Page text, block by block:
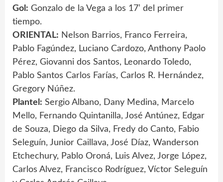
Gol: Gonzalo de la Vega a los 17’ del primer
tiempo.
ORIENTAL: Nelson Barrios, Franco Ferreira,
Pablo Fagúndez, Luciano Cardozo, Anthony Paolo
Pérez, Giovanni dos Santos, Leonardo Toledo,
Pablo Santos Carlos Farías, Carlos R. Hernández,
Gregory Núñez.
Plantel: Sergio Albano, Dany Medina, Marcelo
Mello, Fernando Quintanilla, José Antúnez, Edgar
de Souza, Diego da Silva, Fredy do Canto, Fabio
Seleguín, Junior Caillava, José Díaz, Wanderson
Etchechury, Pablo Oroná, Luis Alvez, Jorge López,
Carlos Alvez, Francisco Rodríguez, Víctor Seleguín